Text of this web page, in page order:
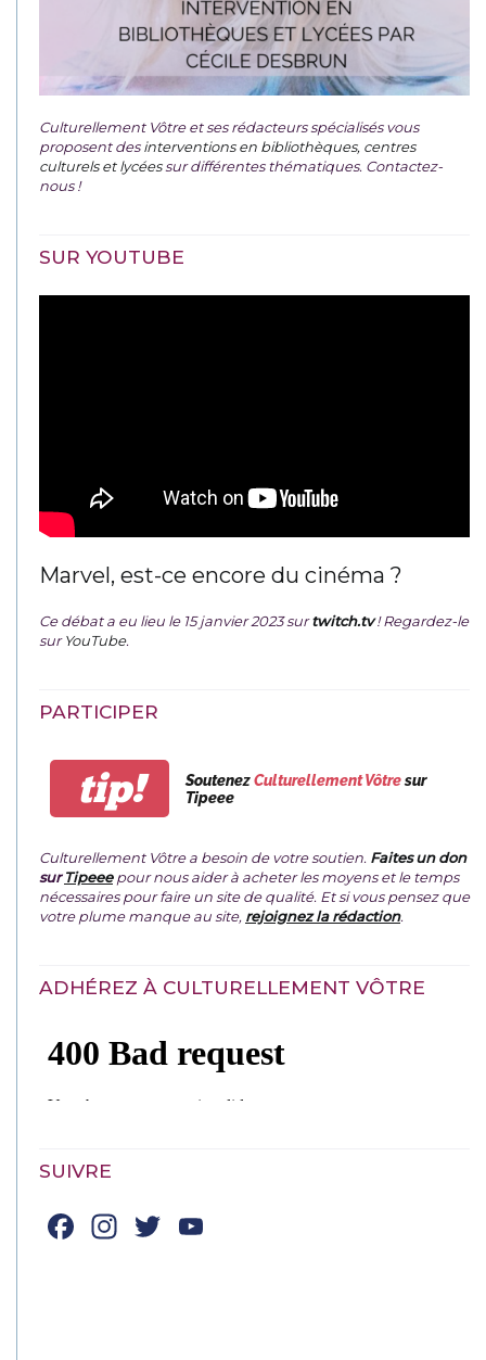
Culturellement Vôtre et ses rédacteurs spécialisés vous
proposent desinterventions en bibliothèques, centres
culturels et lycéessur différentes thématiques. Contactez-
nous !
SUR YOUTUBE
Marvel, est-ce encore du cinéma ?
Ce débat a eu lieu le 15 janvier 2023 surtwitch.tv ! Regardez-le
surYouTube.
PARTICIPER
tip! SoutenezCulturellement Vôtresur
Tipeee
Culturellement Vôtre a besoin de votre soutien. Faites un don
surTipeeepour nous aider à acheter les moyens et le temps
nécessaires pour faire un site de qualité. Et si vous pensez que
votre plume manque au site, rejoignez la rédaction.
ADHÉREZ À CULTURELLEMENT VÔTRE
SUIVRE
Facebook
Instagram
Twitter